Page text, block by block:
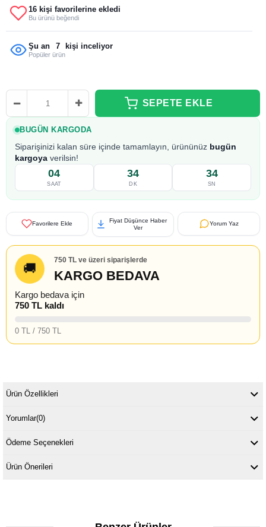
16 kişi favorilerine ekledi
Bu ürünü beğendi
Şu an 7 kişi inceliyor
Popüler ürün
BUGÜN KARGODA
Siparişinizi kalan süre içinde tamamlayın, ürününüz bugün
kargoya verilsin!
04
SAAT
34
DK
33
SN
Favorilere Ekle
Fiyat Düşünce Haber
Ver
Yorum Yaz
🚚
750 TL ve üzeri siparişlerde
KARGO BEDAVA
Kargo bedava için
750 TL kaldı
0 TL / 750 TL
Ürün Özellikleri
Yorumlar(0)
Ödeme Seçenekleri
Ürün Önerileri